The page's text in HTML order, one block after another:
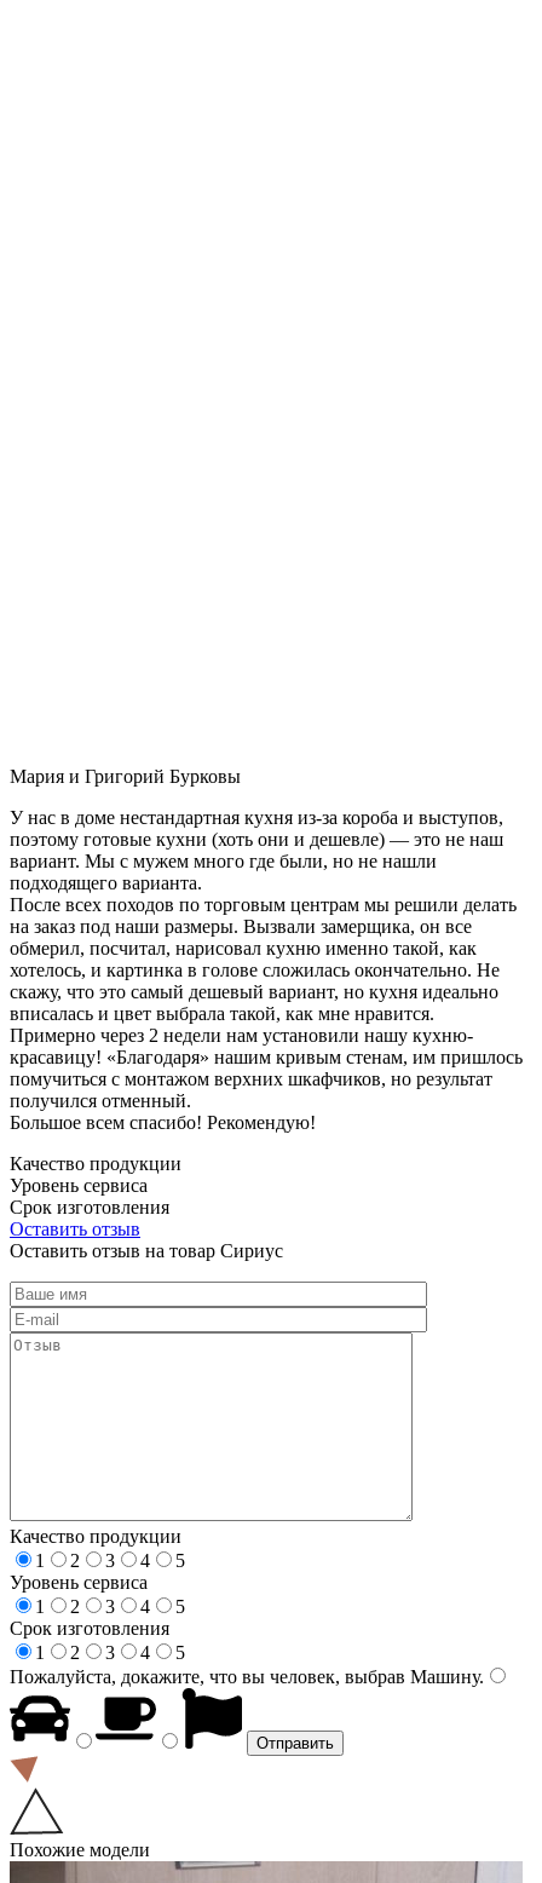
Мария и Григорий Бурковы
У нас в доме нестандартная кухня из-за короба и выступов,
поэтому готовые кухни (хоть они и дешевле) — это не наш
вариант. Мы с мужем много где были, но не нашли
подходящего варианта.
После всех походов по торговым центрам мы решили делать
на заказ под наши размеры. Вызвали замерщика, он все
обмерил, посчитал, нарисовал кухню именно такой, как
хотелось, и картинка в голове сложилась окончательно. Не
скажу, что это самый дешевый вариант, но кухня идеально
вписалась и цвет выбрала такой, как мне нравится.
Примерно через 2 недели нам установили нашу кухню-
красавицу! «Благодаря» нашим кривым стенам, им пришлось
помучиться с монтажом верхних шкафчиков, но результат
получился отменный.
Большое всем спасибо! Рекомендую!
Качество продукции
Уровень сервиса
Срок изготовления
Оставить отзыв
Оставить отзыв на товар Сириус
Качество продукции
1
2 3 4
5
Уровень сервиса
1
2 3 4
5
Срок изготовления
1
2 3 4
5
Пожалуйста, докажите, что вы человек, выбрав Машину.
Похожие модели